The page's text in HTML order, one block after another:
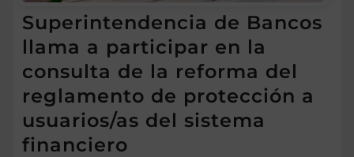
Superintendencia de Bancos
llama a participar en la
consulta de la reforma del
reglamento de protección a
usuarios/as del sistema
financiero